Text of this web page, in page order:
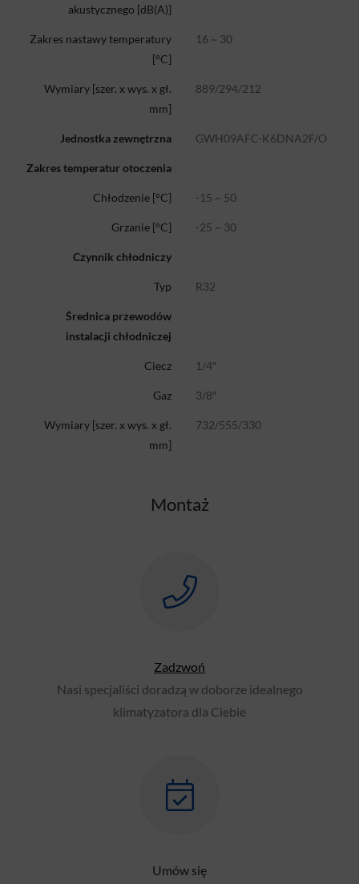
akustycznego [dB(A)]
Zakres nastawy temperatury
[°C]
Wymiary [szer. x wys. x gł.
mm]
Jednostka zewnętrzna
Zakres temperatur otoczenia
Chłodzenie [°C]
Grzanie [°C]
Czynnik chłodniczy
Typ
Średnica przewodów
instalacji chłodniczej
Ciecz
Gaz
Wymiary [szer. x wys. x gł.
mm]
16 ~ 30
889/294/212
GWH09AFC-K6DNA2F/O
-15 ~ 50
-25 ~ 30
R32
1/4″
3/8″
732/555/330
Montaż
Zadzwoń
Nasi specjaliści doradzą w doborze idealnego
klimatyzatora dla Ciebie
Umów się